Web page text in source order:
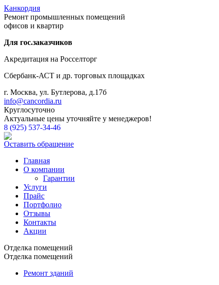
Канкордия
Ремонт промышленных помещений
офисов и квартир
Для гос.заказчиков
Акредитация на Росселторг
Сбербанк-АСТ и др. торговых площадках
г. Москва, ул. Бутлерова, д.17б
info@cancordia.ru
Круглосуточно
Актуальные цены уточняйте у менеджеров!
8 (925) 537-34-46
Оставить обращение
Главная
О компании
Гарантии
Услуги
Прайс
Портфолио
Отзывы
Контакты
Акции
Отделка помещений
Отделка помещений
Ремонт зданий